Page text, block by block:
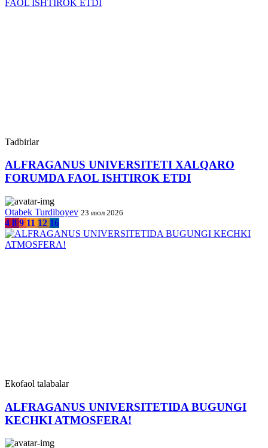
Tadbirlar
ALFRAGANUS UNIVERSITETI XALQARO
FORUMDA FAOL ISHTIROK ETDI
Otabek Turdiboyev 23 июл 2026
4 8 9 11 12 16
Ekofaol talabalar
ALFRAGANUS UNIVERSITETIDA BUGUNGI
KECHKI ATMOSFERA!